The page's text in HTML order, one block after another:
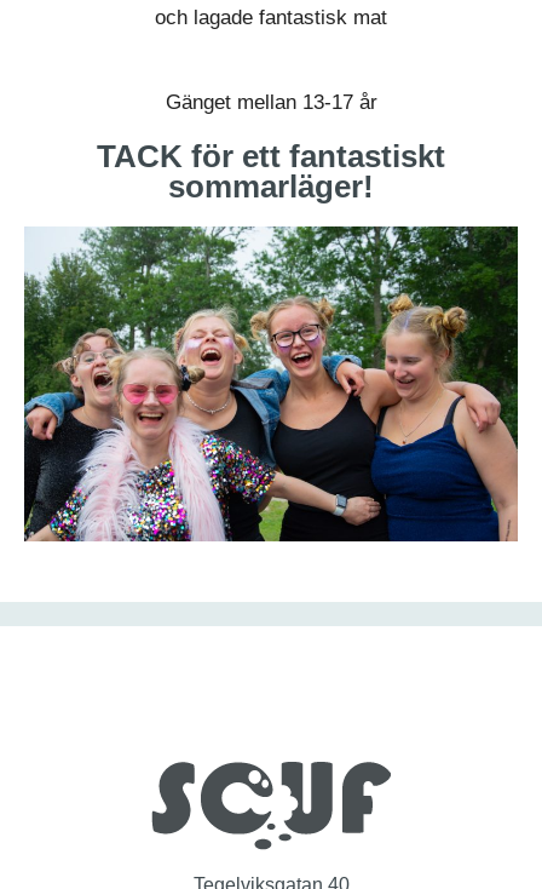
och lagade fantastisk mat
Gänget mellan 13-17 år
TACK för ett fantastiskt
sommarläger!